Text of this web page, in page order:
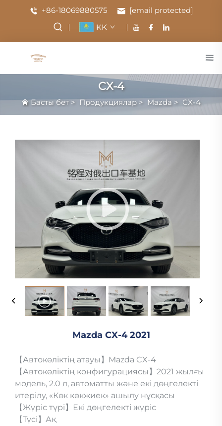
+86-18069880575
[email protected]
KK
CX-4
Басты бет > Продукциялар > Mazda > CX-4
Mazda CX-4 2021
【Автокөліктің атауы】Mazda CX-4
【Автокөліктің конфигурациясы】2021 жылғы
модель, 2.0 л, автоматты және екі дөңгелекті
итерілу, «Көк көкжиек» ашылу нұсқасы
【Жүріс түрі】Екі дөңгелекті жүріс
【Түсі】Ақ